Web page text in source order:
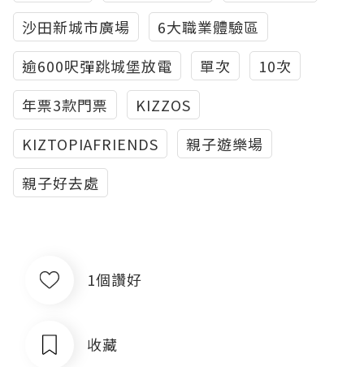
沙田新城市廣場
6大職業體驗區
逾600呎彈跳城堡放電
單次
10次
年票3款門票
KIZZOS
KIZTOPIAFRIENDS
親子遊樂場
親子好去處
1個讚好
收藏